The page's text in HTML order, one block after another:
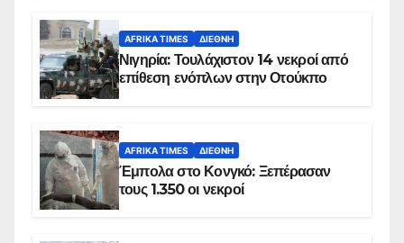
AFRIKA TIMES ΔΙΕΘΝΉ
Νιγηρία: Τουλάχιστον 14 νεκροί από
επίθεση ενόπλων στην Οτούκπο
AFRIKA TIMES ΔΙΕΘΝΉ
Έμπολα στο Κονγκό: Ξεπέρασαν
τους 1.350 οι νεκροί